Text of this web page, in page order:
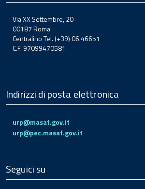
Via XX Settembre, 20
00187 Roma
Centralino Tel. (+39) 06.46651
C.F. 97099470581
Indirizzi di posta elettronica
urp@masaf.gov.it
urp@pec.masaf.gov.it
Seguici su